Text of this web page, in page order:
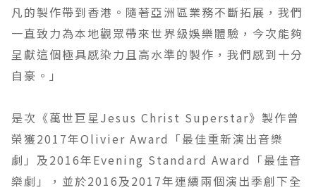
凡的製作帶到香港。隨著亞洲區業務不斷拓展，我們
一直致力為本地觀眾帶來世界級娛樂體驗，今次能夠
呈獻這個極具感染力且高水準的製作，我們感到十分
自豪。」
是次《萬世巨星Jesus Christ Superstar》製作曾
榮獲2017年Olivier Award「最佳重新演出音樂
劇」及2016年Evening Standard Award「最佳音
樂劇」，並於2016及2017年連續兩個演出季創下全